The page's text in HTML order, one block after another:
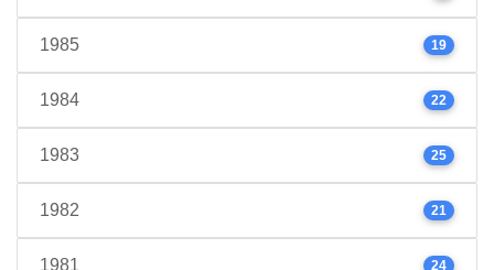
1985 19
1984 22
1983 25
1982 21
1981 24